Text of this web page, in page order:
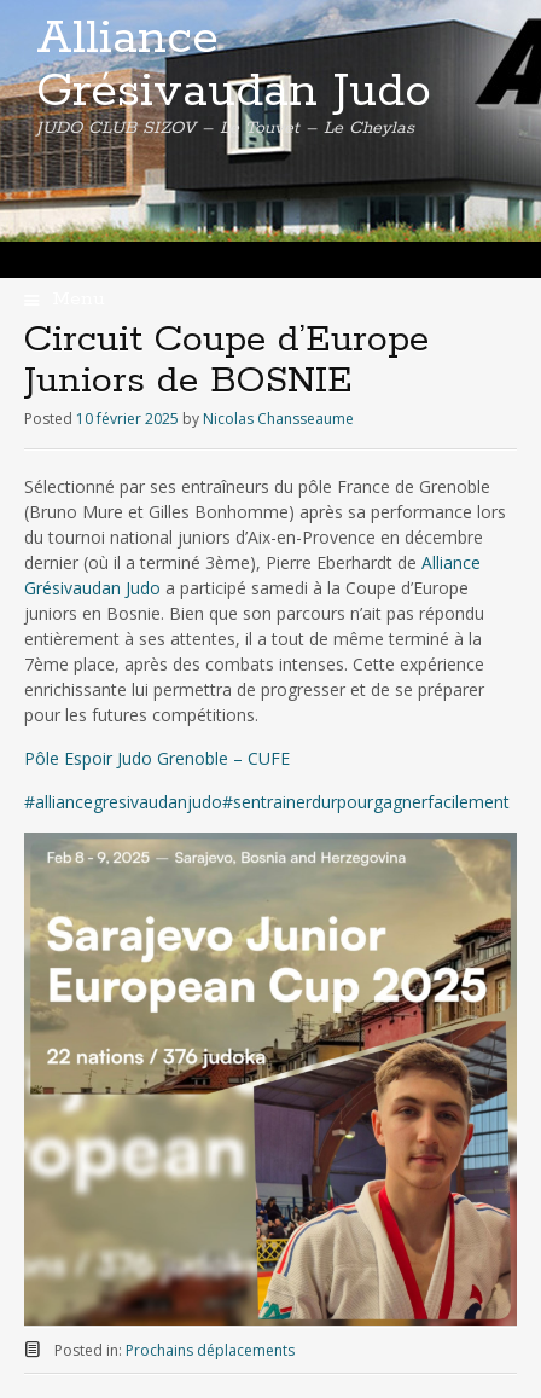
Alliance
Grésivaudan Judo
JUDO CLUB SIZOV – Le Touvet – Le Cheylas
Skip
to
content
Circuit Coupe d’Europe
Juniors de BOSNIE
Posted 10 février 2025 by Nicolas Chansseaume
Sélectionné par ses entraîneurs du pôle France de Grenoble
(Bruno Mure et Gilles Bonhomme) après sa performance lors
du tournoi national juniors d’Aix-en-Provence en décembre
dernier (où il a terminé 3ème), Pierre Eberhardt de Alliance
Grésivaudan Judo a participé samedi à la Coupe d’Europe
juniors en Bosnie. Bien que son parcours n’ait pas répondu
entièrement à ses attentes, il a tout de même terminé à la
7ème place, après des combats intenses. Cette expérience
enrichissante lui permettra de progresser et de se préparer
pour les futures compétitions.
Pôle Espoir Judo Grenoble – CUFE
#alliancegresivaudanjudo#sentrainerdurpourgagnerfacilement
Posted in: Prochains déplacements